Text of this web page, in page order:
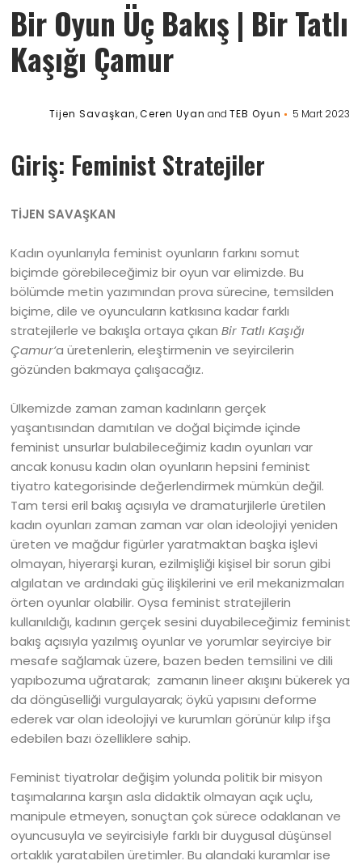
Bir Oyun Üç Bakış | Bir Tatlı
Kaşığı Çamur
Tijen Savaşkan,Ceren Uyan andTEB Oyun 5 Mart 2023
Giriş: Feminist Stratejiler
TİJEN SAVAŞKAN
Kadın oyunlarıyla feminist oyunların farkını somut
biçimde görebileceğimiz bir oyun var elimizde. Bu
bölümde metin yazımından prova sürecine, temsilden
biçime, dile ve oyuncuların katkısına kadar farklı
stratejilerle ve bakışla ortaya çıkanBir Tatlı Kaşığı
Çamur‘a üretenlerin, eleştirmenin ve seyircilerin
gözünden bakmaya çalışacağız.
Ülkemizde zaman zaman kadınların gerçek
yaşantısından damıtılan ve doğal biçimde içinde
feminist unsurlar bulabileceğimiz kadın oyunları var
ancak konusu kadın olan oyunların hepsini feminist
tiyatro kategorisinde değerlendirmek mümkün değil.
Tam tersi eril bakış açısıyla ve dramaturjilerle üretilen
kadın oyunları zaman zaman var olan ideolojiyi yeniden
üreten ve mağdur figürler yaratmaktan başka işlevi
olmayan, hiyerarşi kuran, ezilmişliği kişisel bir sorun gibi
algılatan ve ardındaki güç ilişkilerini ve eril mekanizmaları
örten oyunlar olabilir. Oysa feminist stratejilerin
kullanıldığı, kadının gerçek sesini duyabileceğimiz feminist
bakış açısıyla yazılmış oyunlar ve yorumlar seyirciye bir
mesafe sağlamak üzere, bazen beden temsilini ve dili
yapıbozuma uğratarak; zamanın lineer akışını bükerek ya
da döngüselliği vurgulayarak; öykü yapısını deforme
ederek var olan ideolojiyi ve kurumları görünür kılıp ifşa
edebilen bazı özelliklere sahip.
Feminist tiyatrolar değişim yolunda politik bir misyon
taşımalarına karşın asla didaktik olmayan açık uçlu,
manipule etmeyen, sonuçtan çok sürece odaklanan ve
oyuncusuyla ve seyircisiyle farklı bir duygusal düşünsel
ortaklık yaratabilen üretimler. Bu alandaki kuramlar ise